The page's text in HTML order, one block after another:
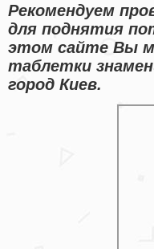
Рекомендуем
для поднятия
этом сайте Вы
таблетки
город Киев.